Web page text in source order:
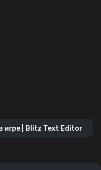
игре | Blitz Text Editor